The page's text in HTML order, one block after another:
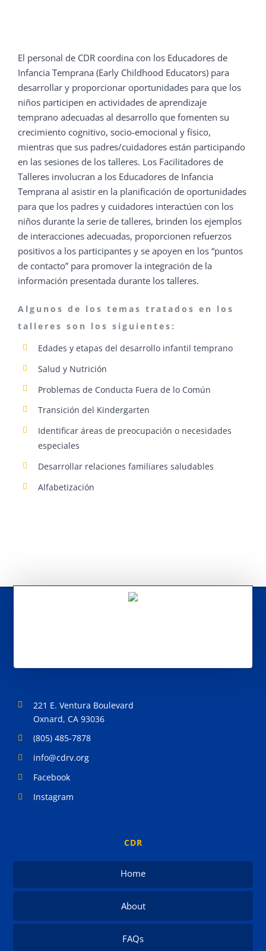
El personal de CDR coordina con los Educadores de
Infancia Temprana (Early Childhood Educators) para
desarrollar y proporcionar oportunidades para que los
niños participen en actividades de aprendizaje
temprano adecuadas al desarrollo que fomenten su
crecimiento cognitivo, socio-emocional y físico,
mientras que sus padres/cuidadores están participando
en las sesiones de los talleres. Los Facilitadores de
Talleres involucran a los Educadores de Infancia
Temprana al asistir en la planificación de oportunidades
para que los padres y cuidadores interactúen con los
niños durante la serie de talleres, brinden los ejemplos
de interacciones adecuadas, proporcionen refuerzos
positivos a los participantes y se apoyen en los “puntos
de contacto” para promover la integración de la
información presentada durante los talleres.
Algunos de los temas tratados en los
talleres son los siguientes:
Edades y etapas del desarrollo infantil temprano
Salud y Nutrición
Problemas de Conducta Fuera de lo Común
Transición del Kindergarten
Identificar áreas de preocupación o necesidades
especiales
Desarrollar relaciones familiares saludables
Alfabetización
221 E. Ventura Boulevard
Oxnard, CA 93036
(805) 485-7878
info@cdrv.org
Facebook
Instagram
CDR
Home
About
FAQs